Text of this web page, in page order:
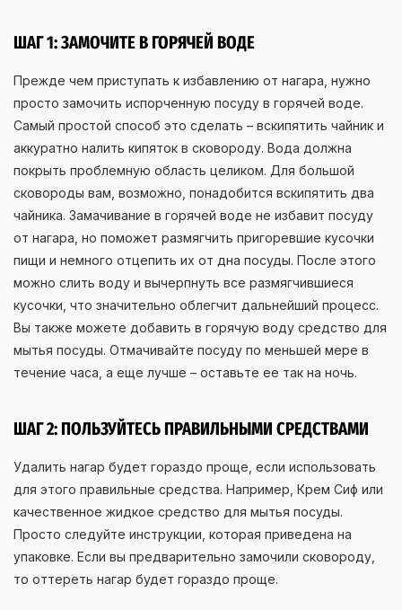
ШАГ 1: ЗАМОЧИТЕ В ГОРЯЧЕЙ ВОДЕ
Прежде чем приступать к избавлению от нагара, нужно
просто замочить испорченную посуду в горячей воде.
Самый простой способ это сделать – вскипятить чайник и
аккуратно налить кипяток в сковороду. Вода должна
покрыть проблемную область целиком. Для большой
сковороды вам, возможно, понадобится вскипятить два
чайника. Замачивание в горячей воде не избавит посуду
от нагара, но поможет размягчить пригоревшие кусочки
пищи и немного отцепить их от дна посуды. После этого
можно слить воду и вычерпнуть все размягчившиеся
кусочки, что значительно облегчит дальнейший процесс.
Вы также можете добавить в горячую воду средство для
мытья посуды. Отмачивайте посуду по меньшей мере в
течение часа, а еще лучше – оставьте ее так на ночь.
ШАГ 2: ПОЛЬЗУЙТЕСЬ ПРАВИЛЬНЫМИ СРЕДСТВАМИ
Удалить нагар будет гораздо проще, если использовать
для этого правильные средства. Например, Крем Сиф или
качественное жидкое средство для мытья посуды.
Просто следуйте инструкции, которая приведена на
упаковке. Если вы предварительно замочили сковороду,
то оттереть нагар будет гораздо проще.